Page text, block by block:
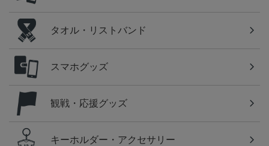
タオル・リストバンド
スマホグッズ
観戦・応援グッズ
キーホルダー・アクセサリー